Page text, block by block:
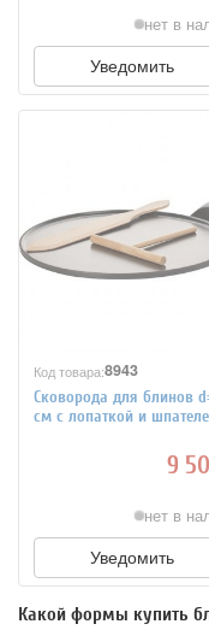
нет в
Уведомить
Код товара:8943
Сковорода для блинов
см с лопаткой и
9
нет в
Уведомить
Какой формы купить